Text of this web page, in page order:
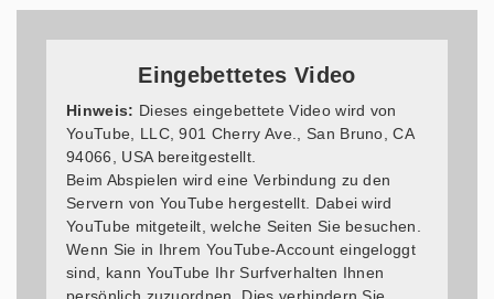
Eingebettetes Video
Hinweis: Dieses eingebettete Video wird von
YouTube, LLC, 901 Cherry Ave., San Bruno, CA
94066, USA bereitgestellt.
Beim Abspielen wird eine Verbindung zu den
Servern von YouTube hergestellt. Dabei wird
YouTube mitgeteilt, welche Seiten Sie besuchen.
Wenn Sie in Ihrem YouTube-Account eingeloggt
sind, kann YouTube Ihr Surfverhalten Ihnen